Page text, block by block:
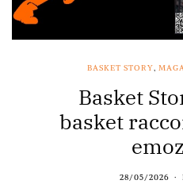
BASKET STORY,
Basket
basket
28/05/2026